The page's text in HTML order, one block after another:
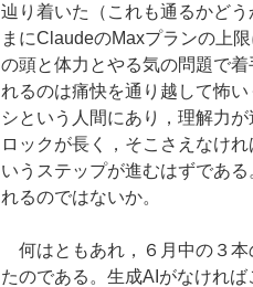
辿り着いた（これも通るかど
まにClaudeのMaxプランの上
の頭と体力とやる気の問題で
れるのは痛快を通り越して怖
シという人間にあり，理解力
ロックが長く，そこさえなけ
いうステップが進むはずであ
れるのではないか。
何はともあれ，６月中の３本
たのである。生成AIがなけれ